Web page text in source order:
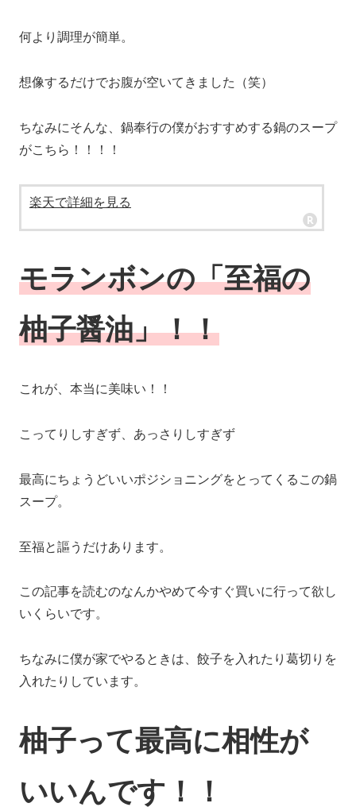
何より調理が簡単。
想像するだけでお腹が空いてきました（笑）
ちなみにそんな、鍋奉行の僕がおすすめする鍋のスープ
がこちら！！！！
楽天で詳細を見る
モランボンの「至福の
柚子醤油」！！
これが、本当に美味い！！
こってりしすぎず、あっさりしすぎず
最高にちょうどいいポジショニングをとってくるこの鍋
スープ。
至福と謳うだけあります。
この記事を読むのなんかやめて今すぐ買いに行って欲し
いくらいです。
ちなみに僕が家でやるときは、餃子を入れたり葛切りを
入れたりしています。
柚子って最高に相性が
いいんです！！